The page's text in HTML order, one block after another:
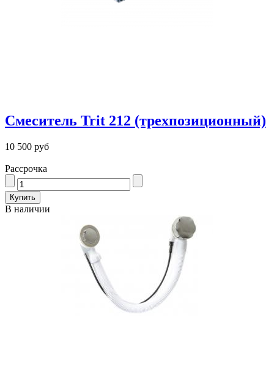
Смеситель Trit 212 (трехпозиционный)
10 500 руб
Рассрочка
В наличии